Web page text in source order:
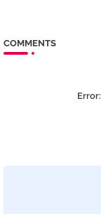
COMMENTS
Error: